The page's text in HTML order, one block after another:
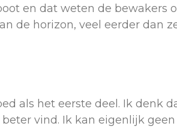
en dat weten de bewakers
de horizon, veel eerder dan
als het eerste deel. Ik denk
vind. Ik kan eigenlijk